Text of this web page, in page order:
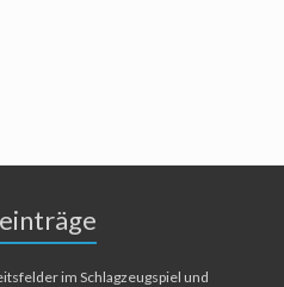
im Schlagzeugspiel und